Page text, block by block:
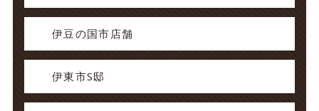
伊豆の国市店舗
伊東市S邸